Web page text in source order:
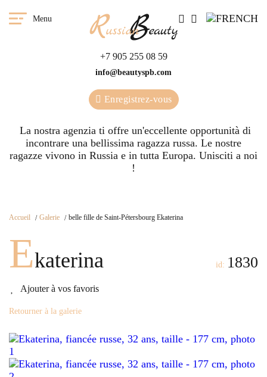
Menu
+7 905 255 08 59
info@beautyspb.com
Enregistrez-vous
La nostra agenzia ti offre un'eccellente opportunità di
incontrare una bellissima ragazza russa. Le nostre
ragazze vivono in Russia e in tutta Europa. Unisciti a noi
!
Accueil Galerie belle fille de Saint-Pétersbourg Ekaterina
Ekaterina
Ajouter à vos favoris
id: 1830
Retourner à la galerie